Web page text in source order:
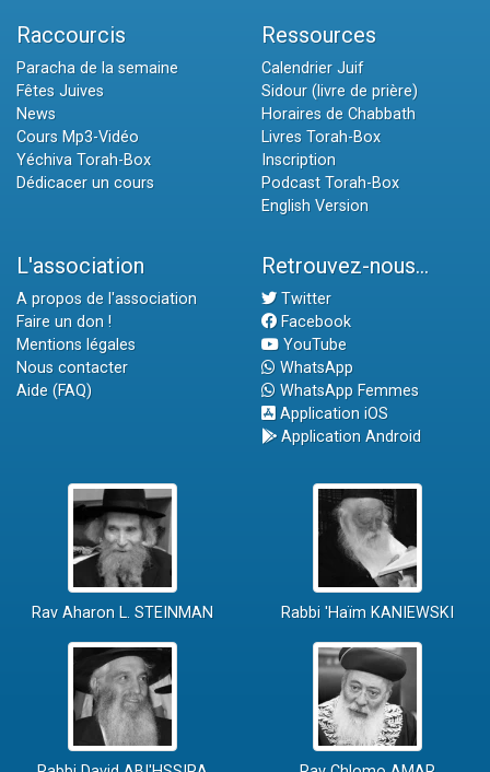
Raccourcis
Paracha de la semaine
Fêtes Juives
News
Cours Mp3-Vidéo
Yéchiva Torah-Box
Dédicacer un cours
Ressources
Calendrier Juif
Sidour (livre de prière)
Horaires de Chabbath
Livres Torah-Box
Inscription
Podcast Torah-Box
English Version
L'association
A propos de l'association
Faire un don !
Mentions légales
Nous contacter
Aide (FAQ)
Retrouvez-nous...
Twitter
Facebook
YouTube
WhatsApp
WhatsApp Femmes
Application iOS
Application Android
Rav Aharon L. STEINMAN Rabbi 'Haïm KANIEWSKI